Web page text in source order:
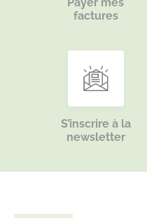
Payer mes
factures
S’inscrire à la
newsletter